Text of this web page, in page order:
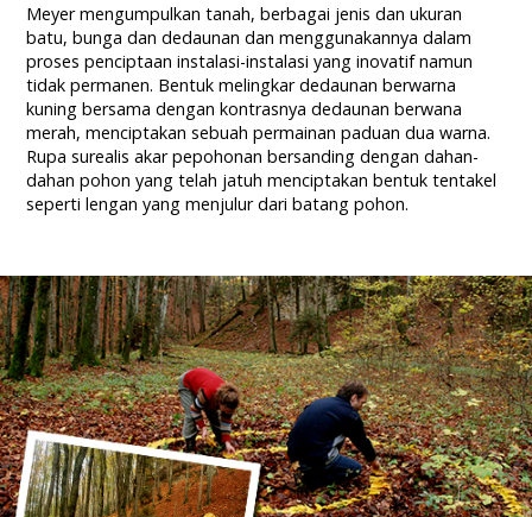
Meyer mengumpulkan tanah, berbagai jenis dan ukuran
batu, bunga dan dedaunan dan menggunakannya dalam
proses penciptaan instalasi-instalasi yang inovatif namun
tidak permanen. Bentuk melingkar dedaunan berwarna
kuning bersama dengan kontrasnya dedaunan berwana
merah, menciptakan sebuah permainan paduan dua warna.
Rupa surealis akar pepohonan bersanding dengan dahan-
dahan pohon yang telah jatuh menciptakan bentuk tentakel
seperti lengan yang menjulur dari batang pohon.